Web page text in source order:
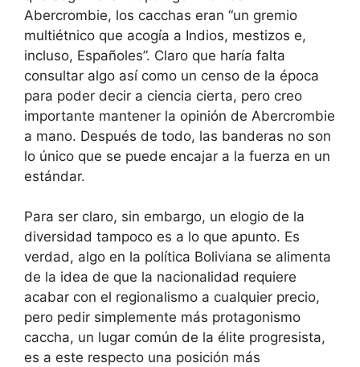
Abercrombie, los cacchas eran “un gremio
multiétnico que acogía a Indios, mestizos e,
incluso, Españoles”. Claro que haría falta
consultar algo así como un censo de la época
para poder decir a ciencia cierta, pero creo
importante mantener la opinión de Abercrombie
a mano. Después de todo, las banderas no son
lo único que se puede encajar a la fuerza en un
estándar.
Para ser claro, sin embargo, un elogio de la
diversidad tampoco es a lo que apunto. Es
verdad, algo en la política Boliviana se alimenta
de la idea de que la nacionalidad requiere
acabar con el regionalismo a cualquier precio,
pero pedir simplemente más protagonismo
caccha, un lugar común de la élite progresista,
es a este respecto una posición más